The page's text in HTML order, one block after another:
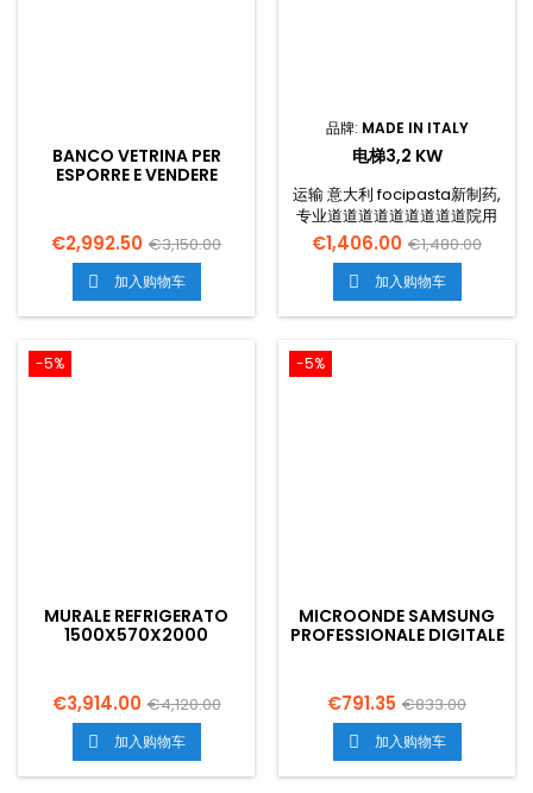
BANCO VETRINA PER
ESPORRE E VENDERE
2000X1200X1180
€2,992.50 €3,150.00
 加入购物车
品牌: MADE IN ITALY
电梯3,2 KW
运输 意大利 focipasta新制药,
专业道道道道道道道道道院用
电道热器作为汽车汽车的汽车
汽车,用硬药用钢炊做饭,打着无
缝的钢弹道,修修道院,修道院专
业用汽车。
€1,406.00 €1,480.00
 加入购物车
-5%
MURALE REFRIGERATO
1500X570X2000
€3,914.00 €4,120.00
 加入购物车
-5%
MICROONDE SAMSUNG
PROFESSIONALE DIGITALE
€791.35 €833.00
 加入购物车